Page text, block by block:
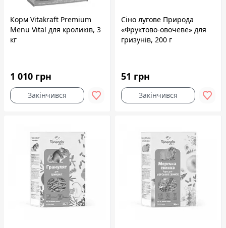
Корм Vitakraft Premium
Menu Vital для кроликів, 3
кг
1 010 грн
Закінчився
Сіно лугове Природа
«Фруктово-овочеве» для
гризунів, 200 г
51 грн
Закінчився